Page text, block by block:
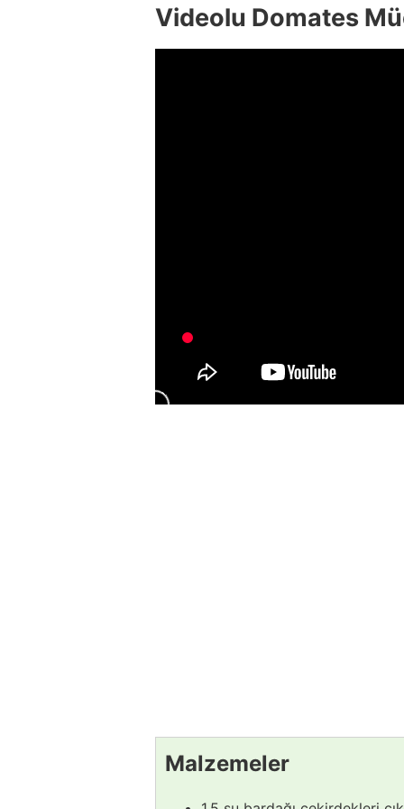
Videolu Domates
Malzemeler